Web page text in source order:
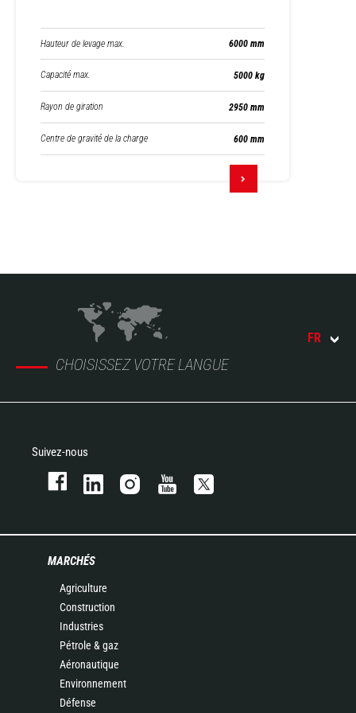
Hauteur de levage max. 6000 mm
Capacité max. 5000 kg
Rayon de giration 2950 mm
Centre de gravité de la charge 600 mm
CHOISISSEZ VOTRE LANGUE
FR
Suivez-nous
MARCHÉS
Agriculture
Construction
Industries
Pétrole & gaz
Aéronautique
Environnement
Défense